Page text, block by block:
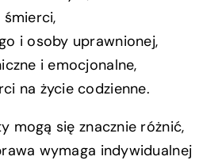
i osoby uprawnionej,
i emocjonalne,
na życie codzienne.
mogą się znacznie różnić,
wymaga indywidualnej